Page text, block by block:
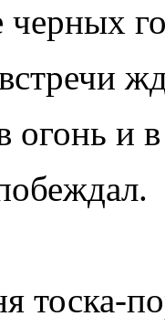
огонь и в
тоска-